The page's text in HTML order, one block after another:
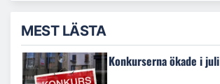
MEST LÄSTA
Konkurserna ökade i juli